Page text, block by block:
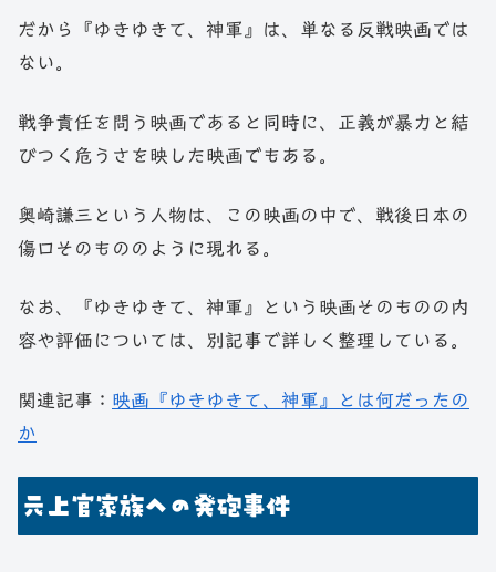
だから『ゆきゆきて、神軍』は、単なる反戦映画では
ない。
戦争責任を問う映画であると同時に、正義が暴力と結
びつく危うさを映した映画でもある。
奥崎謙三という人物は、この映画の中で、戦後日本の
傷口そのもののように現れる。
なお、『ゆきゆきて、神軍』という映画そのものの内
容や評価については、別記事で詳しく整理している。
関連記事： 映画『ゆきゆきて、神軍』とは何だったの
か
元上官家族への発砲事件